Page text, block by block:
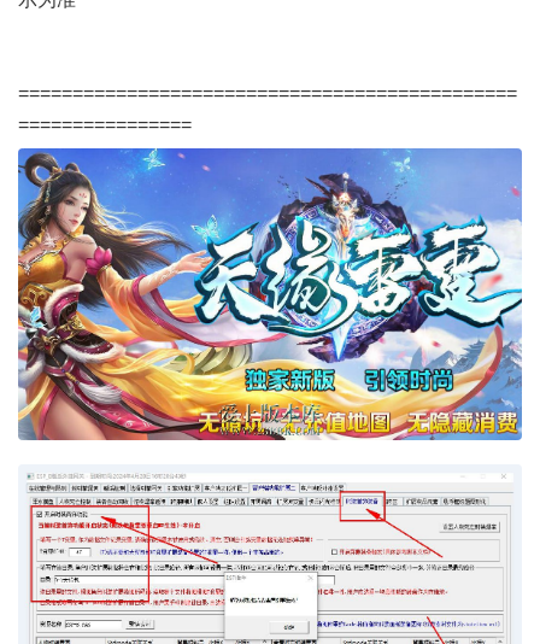
==============================================
================